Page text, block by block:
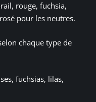
rouge, fuchsia,
pour les neutres.
chaque type de
fuchsias, lilas,